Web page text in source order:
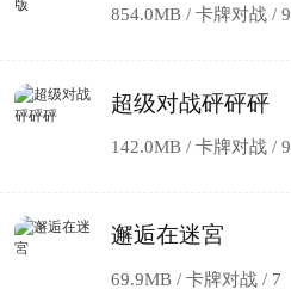
854.0MB / 卡牌对战 /9
超级对战砰砰砰
142.0MB / 卡牌对战 /9
邂逅在迷宮
69.9MB / 卡牌对战 / 7